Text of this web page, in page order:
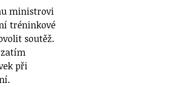
ministrovi
tréninkové
soutěž.
při